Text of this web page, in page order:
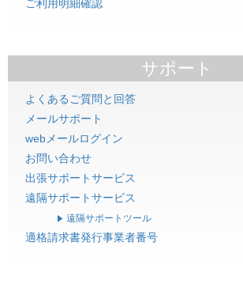
ご利用明細確認
サポート
よくあるご質問と回答
メールサポート
webメールログイン
お問い合わせ
出張サポートサービス
遠隔サポートサービス
遠隔サポートツール
適格請求書発行事業者番号